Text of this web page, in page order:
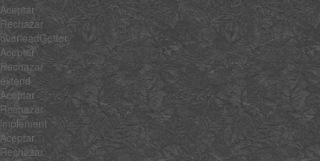
Aceptar
Rechazar
overloadGetter
Aceptar
Rechazar
extend
Aceptar
Rechazar
implement
Aceptar
Rechazar